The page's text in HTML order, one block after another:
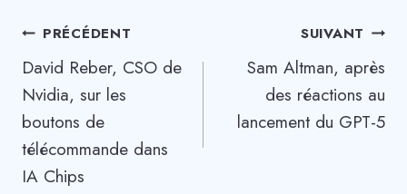
Navigation
de
l’article
PRÉCÉDENT
David Reber, CSO de
Nvidia, sur les
boutons de
télécommande dans
IA Chips
SUIVANT
Sam Altman, après
des réactions au
lancement du GPT-5